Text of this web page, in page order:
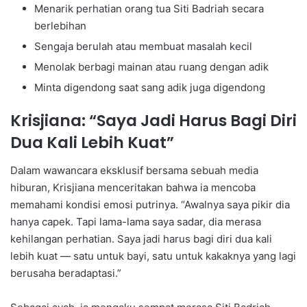
Menarik perhatian orang tua Siti Badriah secara
berlebihan
Sengaja berulah atau membuat masalah kecil
Menolak berbagi mainan atau ruang dengan adik
Minta digendong saat sang adik juga digendong
Krisjiana: “Saya Jadi Harus Bagi Diri
Dua Kali Lebih Kuat”
Dalam wawancara eksklusif bersama sebuah media
hiburan, Krisjiana menceritakan bahwa ia mencoba
memahami kondisi emosi putrinya. “Awalnya saya pikir dia
hanya capek. Tapi lama-lama saya sadar, dia merasa
kehilangan perhatian. Saya jadi harus bagi diri dua kali
lebih kuat — satu untuk bayi, satu untuk kakaknya yang lagi
berusaha beradaptasi.”